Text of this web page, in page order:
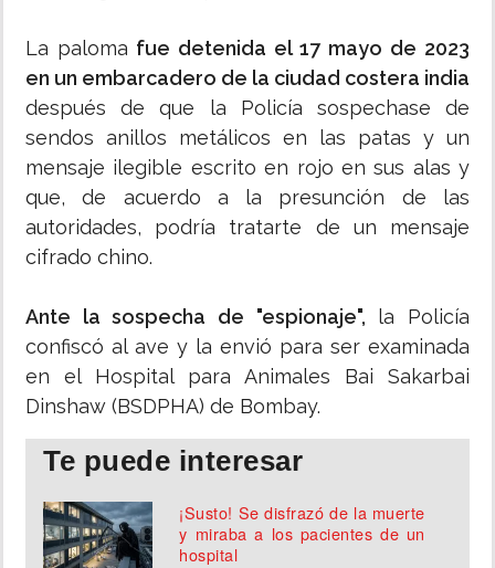
La paloma fue detenida el 17 mayo de 2023
en un embarcadero de la ciudad costera india
después de que la Policía sospechase de
sendos anillos metálicos en las patas y un
mensaje ilegible escrito en rojo en sus alas y
que, de acuerdo a la presunción de las
autoridades, podría tratarte de un mensaje
cifrado chino.
Ante la sospecha de "espionaje", la Policía
confiscó al ave y la envió para ser examinada
en el Hospital para Animales Bai Sakarbai
Dinshaw (BSDPHA) de Bombay.
Te puede interesar
¡Susto! Se disfrazó de la muerte
y miraba a los pacientes de un
hospital